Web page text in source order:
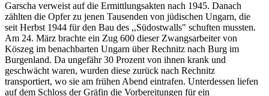
Garscha verweist auf die Ermittlungsakten nach 1945. Danach
zählten die Opfer zu jenen Tausenden von jüdischen Ungarn, die
seit Herbst 1944 für den Bau des ,,Südostwalls" schuften mussten.
Am 24. März brachte ein Zug 600 dieser Zwangsarbeiter von
Köszeg im benachbarten Ungarn über Rechnitz nach Burg im
Burgenland. Da ungefähr 30 Prozent von ihnen krank und
geschwächt waren, wurden diese zurück nach Rechnitz
transportiert, wo sie am frühen Abend eintrafen. Unterdessen liefen
auf dem Schloss der Gräfin die Vorbereitungen für ein